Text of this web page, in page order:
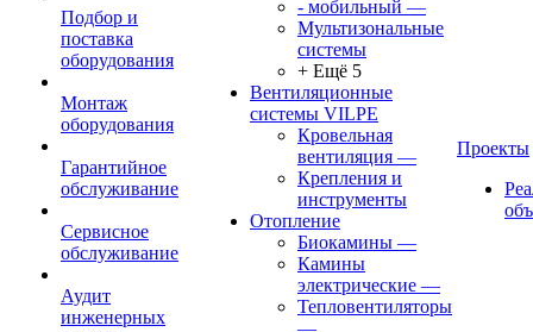
Подбор и
поставка
оборудования
Монтаж
оборудования
Гарантийное
обслуживание
Сервисное
обслуживание
Аудит
инженерных
- мобильный —
Мультизональные
системы
+ Ещё 5
Вентиляционные
системы VILPE
Кровельная
вентиляция —
Крепления и
инструменты
Отопление
Биокамины —
Камины
электрические —
Тепловентиляторы
—
Проекты